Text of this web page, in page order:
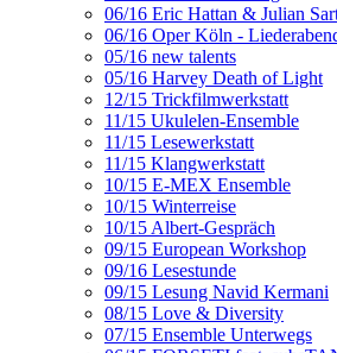
06/16 Eric Hattan & Julian
06/16 Oper Köln -
05/16 new talents
05/16 Harvey Death of Light
12/15 Trickfilmwerkstatt
11/15 Ukulelen-Ensemble
11/15 Lesewerkstatt
11/15 Klangwerkstatt
10/15 E-MEX Ensemble
10/15 Winterreise
10/15 Albert-Gespräch
09/15 European Workshop
09/16 Lesestunde
09/15 Lesung Navid Kermani
08/15 Love & Diversity
07/15 Ensemble Unterwegs